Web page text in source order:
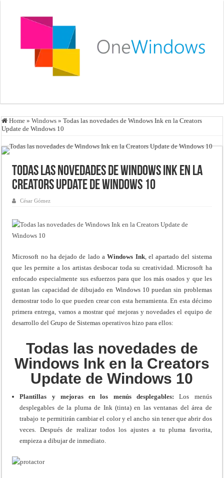
Home » Windows » Todas las novedades de Windows Ink en la Creators
Update de Windows 10
Todas las novedades de Windows Ink en la
Creators Update de Windows 10
César Gómez
Microsoft no ha dejado de lado aWindows Ink, el apartado del sistema
que les permite a los artistas desbocar toda su creatividad. Microsoft ha
enfocado especialmente sus esfuerzos para que los más osados y que les
gustan las capacidad de dibujado en Windows 10 puedan sin problemas
demostrar todo lo que pueden crear con esta herramienta. En esta décimo
primera entrega, vamos a mostrar qué mejoras y novedades el equipo de
desarrollo del Grupo de Sistemas operativos hizo para ellos:
Todas las novedades de
Windows Ink en la Creators
Update de Windows 10
Plantillas y mejoras en los menús desplegables: Los menús
desplegables de la pluma de Ink (tinta) en las ventanas del área de
trabajo te permitirán cambiar el color y el ancho sin tener que abrir dos
veces. Después de realizar todos los ajustes a tu pluma favorita,
empieza a dibujar de inmediato.